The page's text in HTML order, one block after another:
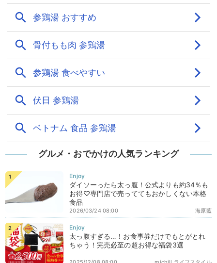
グルメ・おでかけの人気ランキング
ダイソーったら太っ腹！公式よりも約34％も
お得♡専門店で売っててもおかしくない本格
食品
海原藍
2026/03/24 08:00
太っ腹すぎる…！お食事券だけでもとがとれ
ちゃう！完売必至の超お得な福袋3選